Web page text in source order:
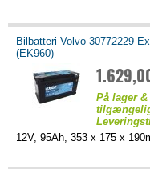
Bilbatteri Volvo 30772229
(EK960)
På lager
12V, 95Ah, 353 x 175 x